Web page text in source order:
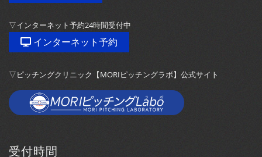
▽インターネット予約24時間受付中
インターネット予約
▽ピッチングクリニック【MORIピッチングラボ】公式サイト
受付時間